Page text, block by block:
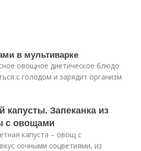
в мультиварке
овощное диетическое блюдо
с голодом и зарядит организм
капусты. Запеканка из
с овощами
капуста – овощ с
сочными соцветиями, из